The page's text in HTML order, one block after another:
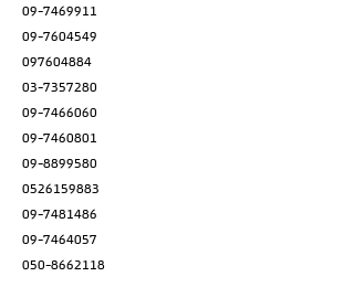
09-7469911
09-7604549
097604884
03-7357280
09-7466060
09-7460801
09-8899580
0526159883
09-7481486
09-7464057
050-8662118